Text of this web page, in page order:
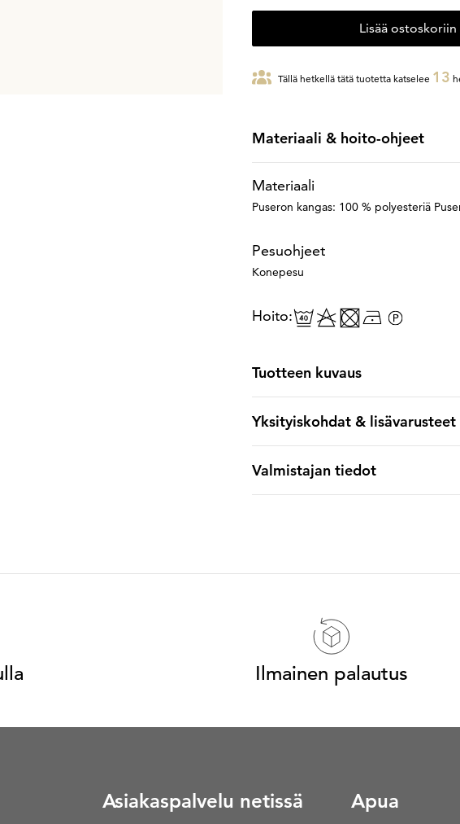
Lisää ostoskoriin
Tällä hetkellä tätä tuotetta katselee 13
Materiaali & hoito-ohjeet
Materiaali
Puseron kangas: 100 % polyesteriä
Pesuohjeet
Konepesu
Hoito:
Tuotteen kuvaus
Yksityiskohdat & lisävarusteet
Valmistajan tiedot
Ilmainen palautus
Asiakaspalvelu netissä Apua